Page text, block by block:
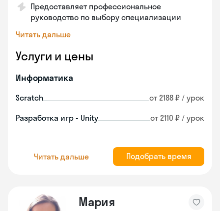
Предоставляет профессиональное
руководство по выбору специализации
Читать дальше
Услуги и цены
Информатика
Scratch от 2188 ₽ / урок
Разработка игр - Unity от 2110 ₽ / урок
Читать дальше Подобрать время
Мария